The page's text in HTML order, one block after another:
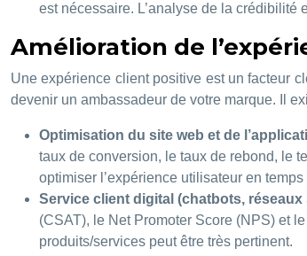
est nécessaire. L’analyse de la crédibilité
Amélioration de
Une expérience client positive est un facteur
devenir un ambassadeur de votre marque. Il
Optimisation du site web et de
taux de conversion, le taux de rebond, le
optimiser l’expérience utilisateur en
Service client digital (chatbots, réseaux
(CSAT), le Net Promoter Score (NPS) et
produits/services peut être très pertinent.